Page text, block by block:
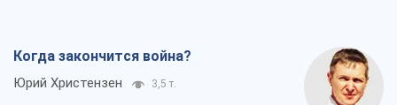
Когда закончится война?
Юрий Христензен 3,5 т.